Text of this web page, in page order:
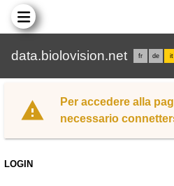
data.biolovision.net fr de it
Per accedere alla
necessario
LOGIN